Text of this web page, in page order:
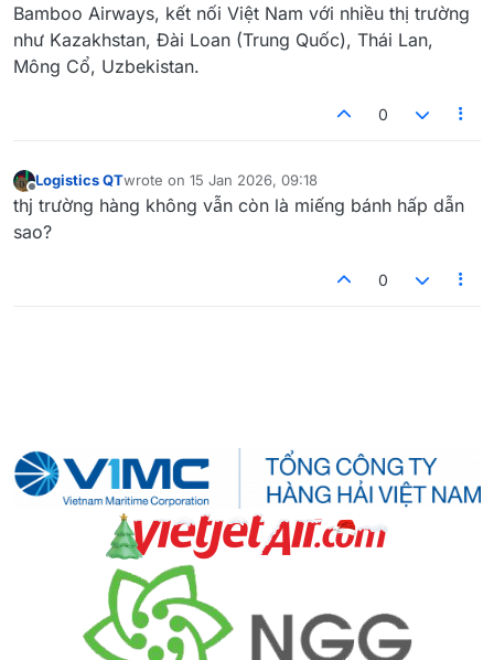
Bamboo Airways, kết nối Việt Nam với nhiều thị trường
như Kazakhstan, Đài Loan (Trung Quốc), Thái Lan,
Mông Cổ, Uzbekistan.
0
Offline
Logistics QTwrote on 15 Jan 2026, 09:18
last edited by
thj trường hàng không vẫn còn là miếng bánh hấp dẫn
sao?
0